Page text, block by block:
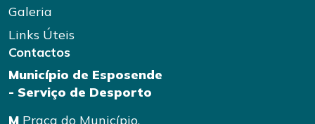
Galeria
Links Úteis
Contactos
Município de Esposende
- Serviço de Desporto
M Praça do Município,